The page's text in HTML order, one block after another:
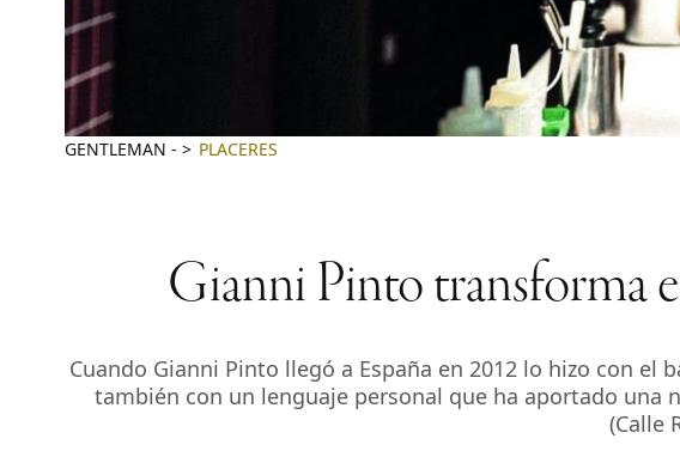
GENTLEMAN - PLACERES
Gianni Pinto transforma
Cuando Gianni Pinto llegó a España en 2012 lo hizo con
también con un lenguaje personal que ha aportado una
(Calle